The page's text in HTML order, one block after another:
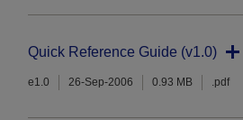
Quick Reference Guide (v1.0)
e1.0 26-Sep-2006 0.93 MB .pdf